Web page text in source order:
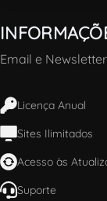
Email e Newsletter
Licença Anual
Sites Ilimitados
Acesso às
Suporte